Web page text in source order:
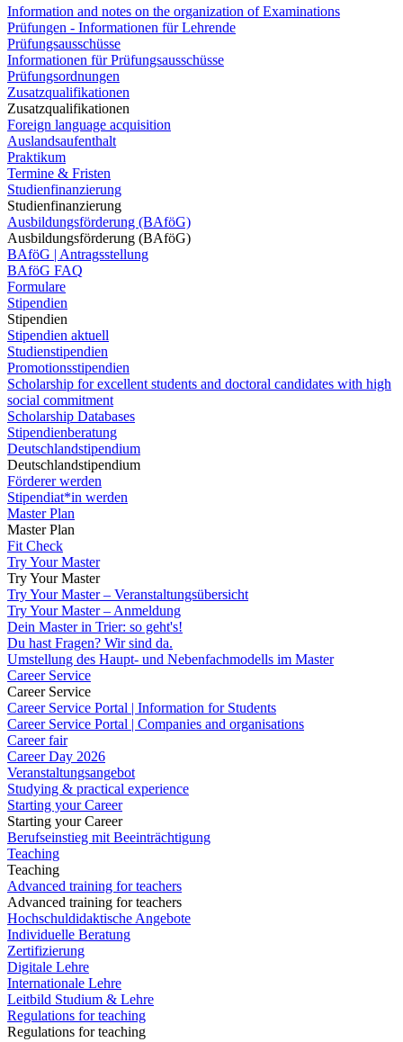
Information and notes on the organization of Examinations
Prüfungen - Informationen für Lehrende
Prüfungsausschüsse
Informationen für Prüfungsausschüsse
Prüfungsordnungen
Zusatzqualifikationen
Zusatzqualifikationen
Foreign language acquisition
Auslandsaufenthalt
Praktikum
Termine & Fristen
Studienfinanzierung
Studienfinanzierung
Ausbildungsförderung (BAföG)
Ausbildungsförderung (BAföG)
BAföG | Antragsstellung
BAföG FAQ
Formulare
Stipendien
Stipendien
Stipendien aktuell
Studienstipendien
Promotionsstipendien
Scholarship for excellent students and doctoral candidates with high
social commitment
Scholarship Databases
Stipendienberatung
Deutschlandstipendium
Deutschlandstipendium
Förderer werden
Stipendiat*in werden
Master Plan
Master Plan
Fit Check
Try Your Master
Try Your Master
Try Your Master – Veranstaltungsübersicht
Try Your Master – Anmeldung
Dein Master in Trier: so geht's!
Du hast Fragen? Wir sind da.
Umstellung des Haupt- und Nebenfachmodells im Master
Career Service
Career Service
Career Service Portal | Information for Students
Career Service Portal | Companies and organisations
Career fair
Career Day 2026
Veranstaltungsangebot
Studying & practical experience
Starting your Career
Starting your Career
Berufseinstieg mit Beeinträchtigung
Teaching
Teaching
Advanced training for teachers
Advanced training for teachers
Hochschuldidaktische Angebote
Individuelle Beratung
Zertifizierung
Digitale Lehre
Internationale Lehre
Leitbild Studium & Lehre
Regulations for teaching
Regulations for teaching